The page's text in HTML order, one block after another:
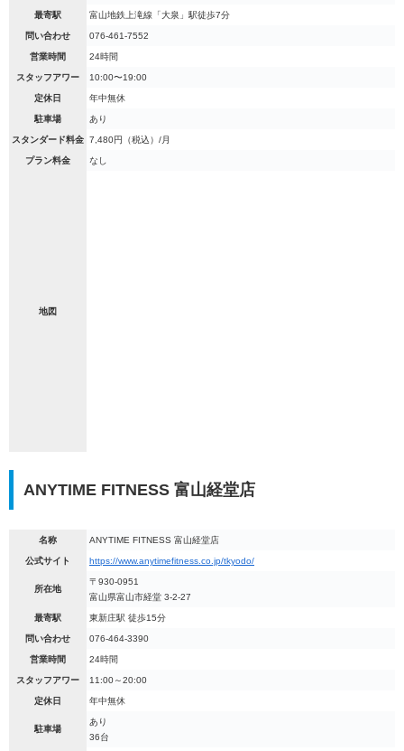
最寄駅 富山地鉄上滝線「大泉」駅徒歩7分
問い合わせ 076-461-7552
営業時間 24時間
スタッフアワー 10:00〜19:00
定休日 年中無休
駐車場 あり
スタンダード料金 7,480円（税込）/月
プラン料金 なし
地図
ANYTIME FITNESS 富山経堂店
名称 ANYTIME FITNESS 富山経堂店
公式サイト https://www.anytimefitness.co.jp/tkyodo/
所在地
〒930-0951
富山県富山市経堂 3-2-27
最寄駅 東新庄駅 徒歩15分
問い合わせ 076-464-3390
営業時間 24時間
スタッフアワー 11:00～20:00
定休日 年中無休
駐車場
あり
36台